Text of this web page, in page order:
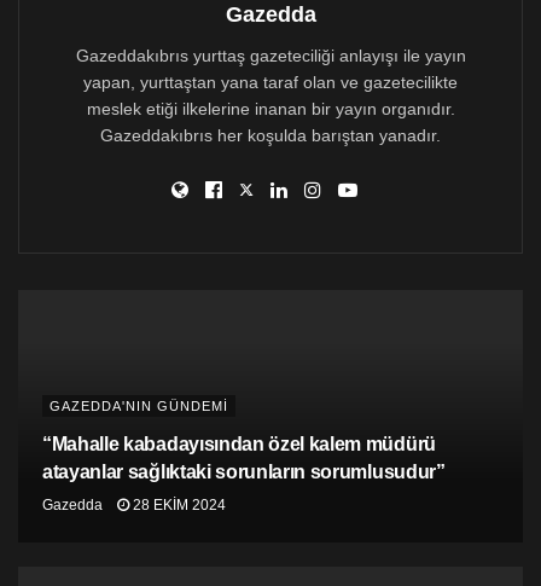
Gazedda
Gazeddakıbrıs yurttaş gazeteciliği anlayışı ile yayın
yapan, yurttaştan yana taraf olan ve gazetecilikte
meslek etiği ilkelerine inanan bir yayın organıdır.
Gazeddakıbrıs her koşulda barıştan yanadır.
GAZEDDA'NIN GÜNDEMİ
“Mahalle kabadayısından özel kalem müdürü
atayanlar sağlıktaki sorunların sorumlusudur”
Gazedda 28 EKIM 2024